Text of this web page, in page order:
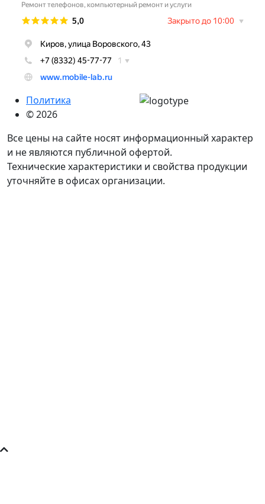
Политика
© 2026
Все цены на сайте носят информационный характер
и не являются публичной офертой.
Технические характеристики и свойства продукции
уточняйте в офисах организации.